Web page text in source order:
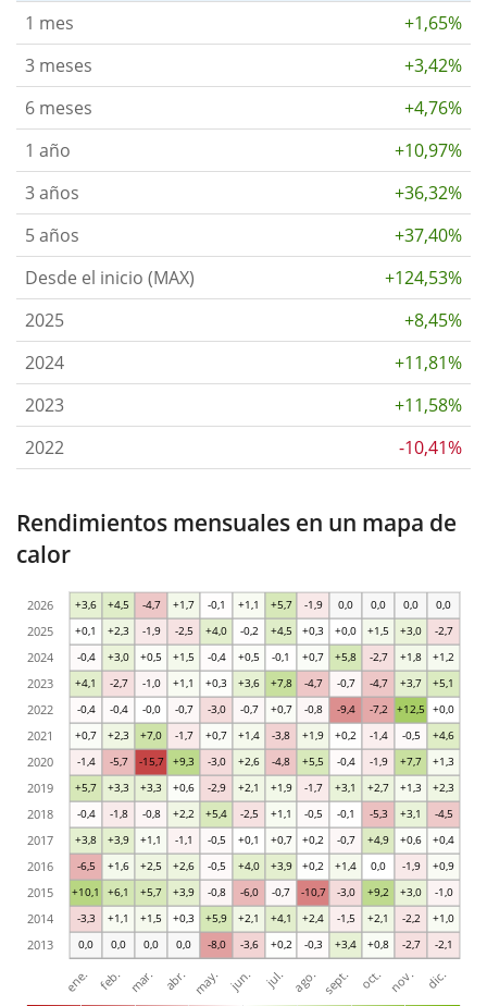
1 mes
+1,65%
3 meses
+3,42%
6 meses
+4,76%
1 año
+10,97%
3 años
+36,32%
5 años
+37,40%
Desde el inicio (MAX)
+124,53%
2025
+8,45%
2024
+11,81%
2023
+11,58%
2022
-10,41%
Rendimientos mensuales en un mapa de
calor
0,0 0,0 0,0 0,0 -8,0 -3,6 +0,2 -0,3 +3,4 +0,8 -2,7 -2,1
-3,3 +1,1 +1,5 +0,3 +5,9 +2,1 +4,1 +2,4 -1,5 +2,1 -2,2 +1,0
+10,1 +6,1 +5,7 +3,9 -0,8 -6,0 -0,7 -10,7 -3,0 +9,2 +3,0 -1,0
-6,5 +1,6 +2,5 +2,6 -0,5 +4,0 +3,9 +0,2 +1,4 0,0 -1,9 +0,9
+3,8 +3,9 +1,1 -1,1 -0,5 +0,1 +0,7 +0,2 -0,7 +4,9 +0,6 +0,4
-0,4 -1,8 -0,8 +2,2 +5,4 -2,5 +1,1 -0,5 -0,1 -5,3 +3,1 -4,5
+5,7 +3,3 +3,3 +0,6 -2,9 +2,1 +1,9 -1,7 +3,1 +2,7 +1,3 +2,3
-1,4 -5,7 -15,7 +9,3 -3,0 +2,6 -4,8 +5,5 -0,4 -1,9 +7,7 +1,3
+0,7 +2,3 +7,0 -1,7 +0,7 +1,4 -3,8 +1,9 +0,2 -1,4 -0,5 +4,6
-0,4 -0,4 -0,0 -0,7 -3,0 -0,7 +0,7 -0,8 -9,4 -7,2 +12,5 +0,0
+4,1 -2,7 -1,0 +1,1 +0,3 +3,6 +7,8 -4,7 -0,7 -4,7 +3,7 +5,1
-0,4 +3,0 +0,5 +1,5 -0,4 +0,5 -0,1 +0,7 +5,8 -2,7 +1,8 +1,2
+0,1 +2,3 -1,9 -2,5 +4,0 -0,2 +4,5 +0,3 +0,0 +1,5 +3,0 -2,7
+3,6 +4,5 -4,7 +1,7 -0,1 +1,1 +5,7 -1,9 0,0 0,0 0,0 0,0
ene. feb. mar. abr. may. jun. jul. ago. sept. oct. nov. dic.
2013
2014
2015
2016
2017
2018
2019
2020
2021
2022
2023
2024
2025
2026